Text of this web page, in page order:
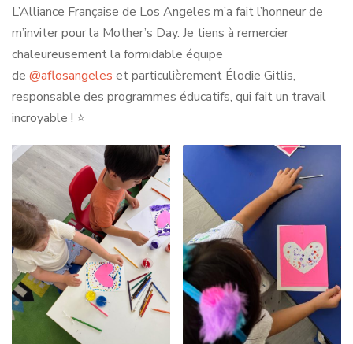
L’Alliance Française de Los Angeles m’a fait l’honneur de
m’inviter pour la Mother’s Day. Je tiens à remercier
chaleureusement la formidable équipe
de @aflosangeles et particulièrement Élodie Gitlis,
responsable des programmes éducatifs, qui fait un travail
incroyable ! ⭐️